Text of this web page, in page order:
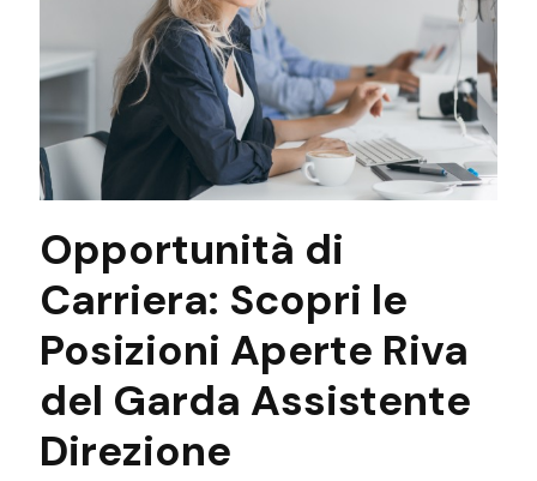
Opportunità di
Carriera: Scopri le
Posizioni Aperte Riva
del Garda Assistente
Direzione